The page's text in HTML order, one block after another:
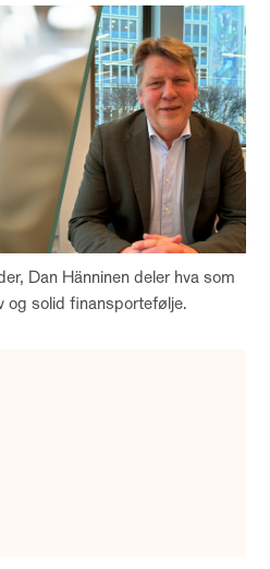
Dan Hänninen deler hva som
og solid finansportefølje.